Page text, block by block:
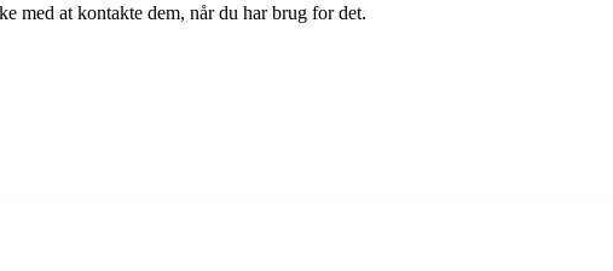
med at kontakte dem, når du har brug for det.